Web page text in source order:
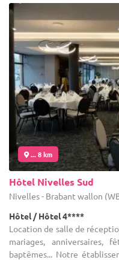
... 8 km
Hôtel Nivelles Sud
Nivelles - Brabant wallon
Hôtel / Hôtel 4****
Location de salle de
mariages, anniversaires,
baptêmes... Notre